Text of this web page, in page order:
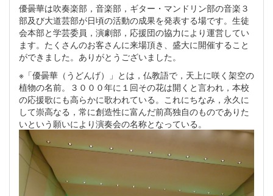
優曇華は吹奏楽部，音楽部，ギター・マンドリン部の音楽３
部及び大道芸部が日頃の活動の成果を発表する場です。生徒
会本部と学芸委員，演劇部，応援団の協力により運営してい
ます。たくさんのお客さんに来場頂き、盛大に開催すること
ができました。ありがとうございました。
※「優曇華（うどんげ）」とは，仏教語で，天上に咲く架空の
植物の名前。３０００年に１回その花は開くと言われ，本校
の応援歌にも高らかに歌われている。これにちなみ，永久に
して崇高なる，常に創造性に富んだ前髙独自のものでありた
いという願いにより演奏会の名称となっている。